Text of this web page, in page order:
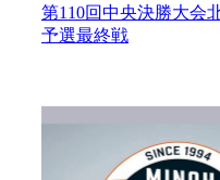
第110回中央決勝大会
予選最終戦